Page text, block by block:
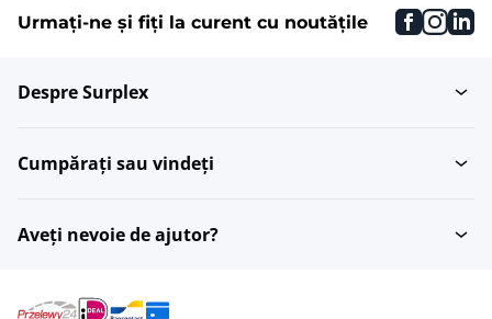
Urmați-ne și fiți la curent cu noutățile
Despre Surplex
Cumpărați sau vindeți
Aveți nevoie de ajutor?